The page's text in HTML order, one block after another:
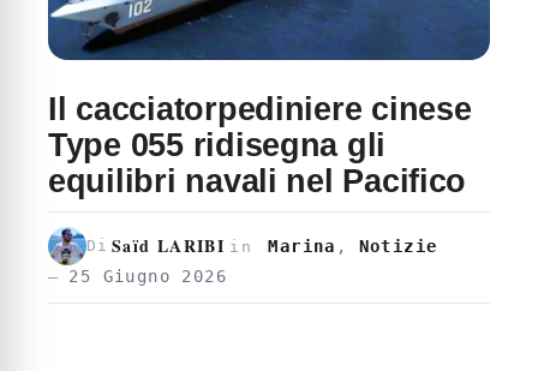
Il cacciatorpediniere cinese
Type 055 ridisegna gli
equilibri navali nel Pacifico
25 Giugno 2026
Di Saïd LARIBI in Marina , Notizie